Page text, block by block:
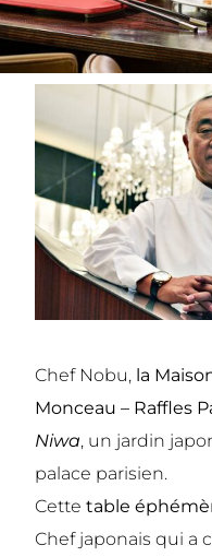
Chef Nobu, la
Monceau – Raffles
Niwa, un jardin
palace parisien.
Cettetable
Chef japonais qui a